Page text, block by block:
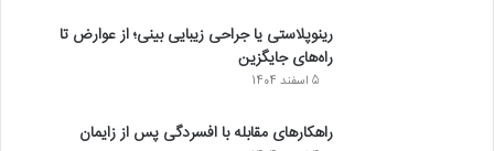
رینوپلاستی یا جراحی زیبایی بینی؛ از عوارض تا
راه‌های جایگزین
5 اسفند 1404
راهکارهای مقابله با افسردگی پس از زایمان